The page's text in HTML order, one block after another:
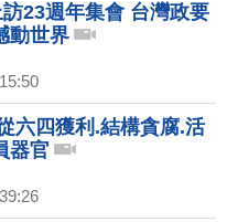
23週年集會 台灣政要
動世界
六四獲利.結構貪腐.活
器官